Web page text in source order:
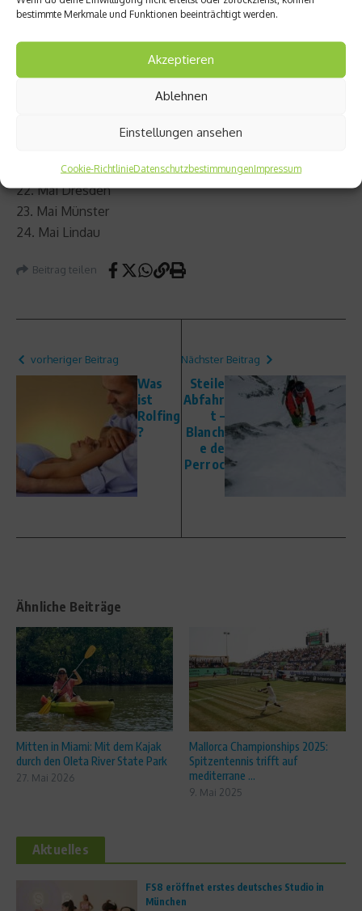
bestimmte Merkmale und Funktionen beeinträchtigt werden.
Akzeptieren
Ablehnen
Einstellungen ansehen
Cookie-RichtlinieDatenschutzbestimmungenImpressum
14. Mai Freiburg
15. Mai Tübingen
21. Mai Berlin
22. Mai Dresden
23. Mai Münster
24. Mai Lindau
Beitrag teilen
vorheriger Beitrag
Was
ist
Rolfing
?
Nächster Beitrag
Steile
Abfahr
t –
Blanch
e de
Perroc
Ähnliche Beiträge
Mitten in Miami: Mit dem Kajak
durch den Oleta River State Park
27. Mai 2026
Mallorca Championships 2025:
Spitzentennis trifft auf
mediterrane ...
9. Mai 2025
Aktuelles
FS8 eröffnet erstes deutsches Studio in
München